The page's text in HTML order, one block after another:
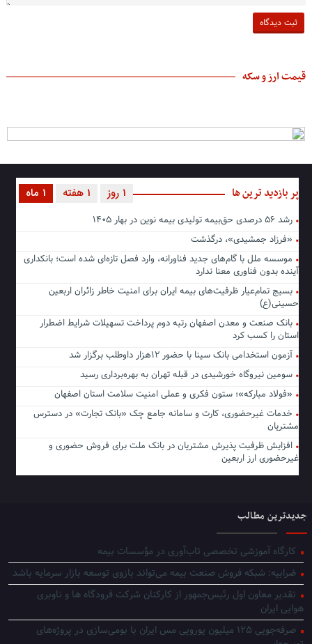
قیمت ارز و سکه
پر بازدید ترین ها 1 ماه 1 هفته 1 روز
رشد ۵۶ درصدی حق‌بیمه تولیدی بیمه نوین در بهار ۱۴۰۵
«فرزاد جمشیدی»، درگذشت
موسسه ملل با گام‌های جدید فناورانه، وارد فصل تازه‌ای شده است؛ بانکداری
آینده بدون فناوری معنا ندارد
بسیج تمام‌عیار ظرفیت‌های بیمه ایران برای امنیت خاطر زائران اربعین
حسینی(ع)
بانک صنعت و معدن اصفهان رتبه دوم پرداخت تسهیلات شرایط اضطرار
استان را کسب کرد
آزمون استخدامی بانک سینا با حضور ۱۲هزار داوطلب برگزار شد
سومین نیروگاه خورشیدی در قبله تهران به بهره‌برداری رسید
«فولاد مبارکه»؛ ستون فکری و عملی امنیت سلامت استان اصفهان
خدمات غیرحضوری، کارت و سامانه جامع چک «بانک تجارت» در دسترس
مشتریان
افزایش ظرفیت پذیرش مشتریان در بانک ملت برای فروش حضوری و
غیرحضوری ارز اربعین
جدیدترین مطالب
کارگاه آموزشی تخصصی تاب‌آوری در مؤسسات بیمه
ضرابیه: شبکه فروش صنعت بیمه می‌تواند بازوی توسعه بازار سرمایه باشد
تقدیر معاون اول رئیس‌جمهور از کارکنان شرکت فرودگاه ها و ناوبری
هوایی ایران
صرفه‌جویی ۱۲۵ میلیون یورویی مس ایران با بومی‌سازی در پروژه‌های